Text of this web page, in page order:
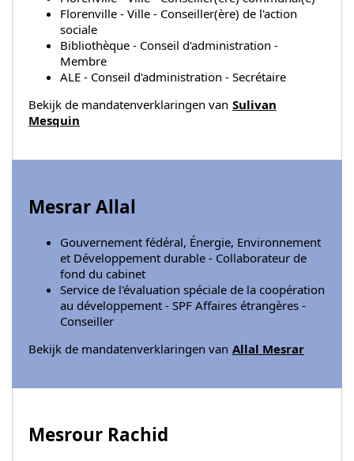
Florenville - Ville - Conseiller(ère) de l'action
sociale
Bibliothèque - Conseil d'administration -
Membre
ALE - Conseil d'administration - Secrétaire
Bekijk de mandatenverklaringen van Sulivan
Mesquin
Mesrar Allal
Gouvernement fédéral, Énergie, Environnement
et Développement durable - Collaborateur de
fond du cabinet
Service de l'évaluation spéciale de la coopération
au développement - SPF Affaires étrangères -
Conseiller
Bekijk de mandatenverklaringen van Allal Mesrar
Mesrour Rachid